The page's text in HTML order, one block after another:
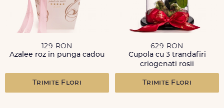
129 RON
Azalee roz in punga cadou
Trimite Flori
629 RON
Cupola cu 3 trandafiri
criogenati rosii
Trimite Flori